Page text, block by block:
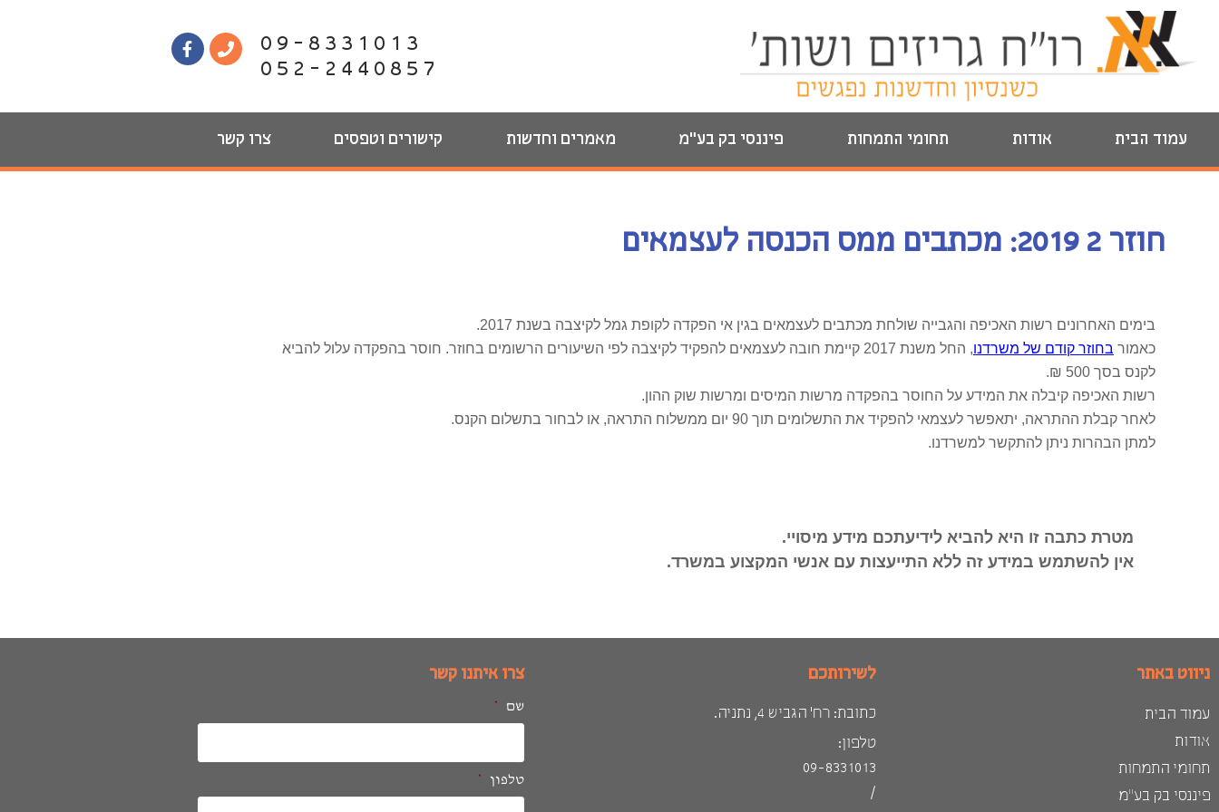
09-8331013
052-2440857
עמוד הבית אודות תחומי התמחות פיננסי בק בע"מ מאמרים וחדשות קישורים וטפסים צרו קשר
חוזר 2 2019: מכתבים ממס הכנסה לעצמאים
בימים האחרונים רשות האכיפה והגבייה שולחת מכתבים לעצמאים בגין אי הפקדה לקופת גמל לקיצבה בשנת 2017.
כאמור בחוזר קודם של משרדנו
, החל משנת 2017 קיימת חובה לעצמאים להפקיד לקיצבה לפי השיעורים הרשומים בחוזר. חוסר בהפקדה עלול להביא
לקנס בסך 500 ₪.
רשות האכיפה קיבלה את המידע על החוסר בהפקדה מרשות המיסים ומרשות שוק ההון.
לאחר קבלת ההתראה, יתאפשר לעצמאי להפקיד את התשלומים תוך 90 יום ממשלוח התראה, או לבחור בתשלום הקנס.
למתן הבהרות ניתן להתקשר למשרדנו.
מטרת כתבה זו היא להביא לידיעתכם מידע מיסויי.
אין להשתמש במידע זה ללא התייעצות עם אנשי המקצוע במשרד.
ניווט באתר
עמוד הבית
אודות
תחומי התמחות
פיננסי בק בע"מ
לשירותכם
כתובת: רח׳ הגביש 4, נתניה.
טלפון:
09-8331013
/
צרו איתנו קשר
שם *
טלפון *